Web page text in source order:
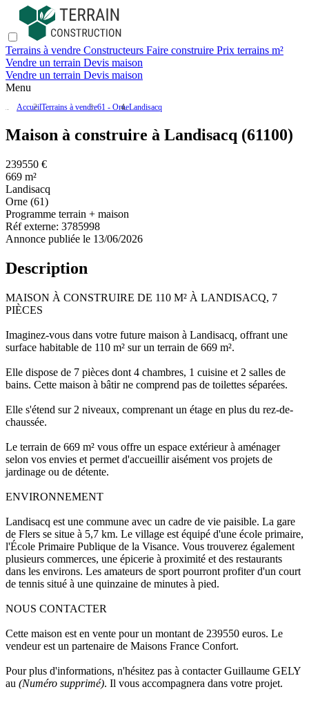
Terrains à vendre Constructeurs Faire construire Prix terrains m²
Vendre un terrain Devis maison
Vendre un terrain Devis maison
Menu
AccueilTerrains à vendre61 - OrneLandisacq
Maison à construire à Landisacq (61100)
239550 €
669 m²
Landisacq
Orne (61)
Programme terrain + maison
Réf externe: 3785998
Annonce publiée le 13/06/2026
Description
MAISON À CONSTRUIRE DE 110 M² À LANDISACQ, 7
PIÈCES
Imaginez-vous dans votre future maison à Landisacq, offrant une
surface habitable de 110 m² sur un terrain de 669 m².
Elle dispose de 7 pièces dont 4 chambres, 1 cuisine et 2 salles de
bains. Cette maison à bâtir ne comprend pas de toilettes séparées.
Elle s'étend sur 2 niveaux, comprenant un étage en plus du rez-de-
chaussée.
Le terrain de 669 m² vous offre un espace extérieur à aménager
selon vos envies et permet d'accueillir aisément vos projets de
jardinage ou de détente.
ENVIRONNEMENT
Landisacq est une commune avec un cadre de vie paisible. La gare
de Flers se situe à 5,7 km. Le village est équipé d'une école primaire,
l'École Primaire Publique de la Visance. Vous trouverez également
plusieurs commerces, une épicerie à proximité et des restaurants
dans les environs. Les amateurs de sport pourront profiter d'un court
de tennis situé à une quinzaine de minutes à pied.
NOUS CONTACTER
Cette maison est en vente pour un montant de 239550 euros. Le
vendeur est un partenaire de Maisons France Confort.
Pour plus d'informations, n'hésitez pas à contacter Guillaume GELY
au (Numéro supprimé). Il vous accompagnera dans votre projet.